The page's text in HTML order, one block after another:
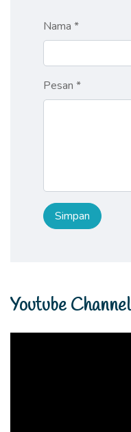
Nama *
Pesan *
Youtube Channel